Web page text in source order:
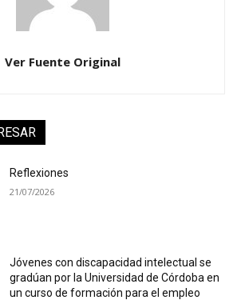
Ver Fuente Original
Reflexiones
21/07/2026
Jóvenes con discapacidad intelectual se
gradúan por la Universidad de Córdoba en
un curso de formación para el empleo